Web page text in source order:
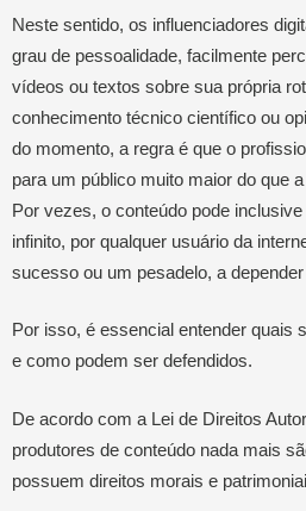
Neste sentido, os influenciadores
grau de pessoalidade, facilmente
vídeos ou textos sobre sua própria
conhecimento técnico científico ou
do momento, a regra é que o
para um público muito maior do que
Por vezes, o conteúdo pode
infinito, por qualquer usuário da
sucesso ou um pesadelo, a
Por isso, é essencial entender quais
e como podem ser defendidos.
De acordo com a Lei de Direitos
produtores de conteúdo nada mais
possuem direitos morais e